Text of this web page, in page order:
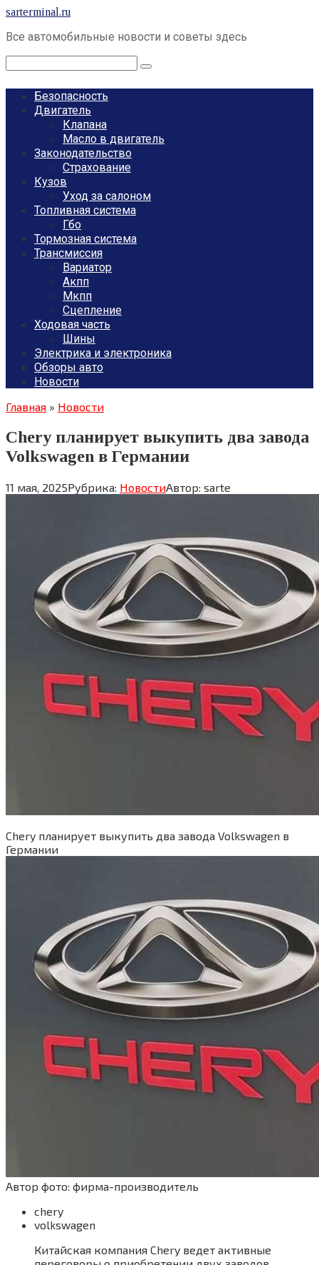
Перейти
контенту
sarterminal.ru
Все автомобильные новости и советы здесь
Поиск:
Безопасность
Двигатель
Клапана
Масло в двигатель
Законодательство
Страхование
Кузов
Уход за салоном
Топливная система
Гбо
Тормозная система
Трансмиссия
Вариатор
Акпп
Мкпп
Сцепление
Ходовая часть
Шины
Электрика и электроника
Обзоры авто
Новости
Главная » Новости
Chery планирует выкупить два завода
Volkswagen в Германии
11 мая, 2025Рубрика: НовостиАвтор: sarte
Chery планирует выкупить два завода Volkswagen в
Германии
Автор фото: фирма-производитель
chery
volkswagen
Китайская компания Chery ведет активные